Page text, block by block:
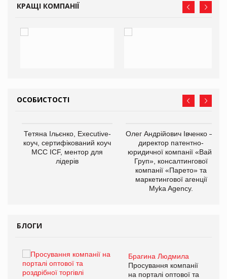
КРАЩІ КОМПАНІЇ
ОСОБИСТОСТІ
Тетяна Ільєнко, Executive-
коуч, сертифікований коуч
МСС ICF, ментор для
лідерів
Олег Андрійович Івченко —
директор патентно-
юридичної компанії «Вайз
Груп», консалтингової
компанії «Парето» та
маркетингової агенції
Myka Agency.
БЛОГИ
Брагина Людмила
Просування компанії
на порталі оптової та